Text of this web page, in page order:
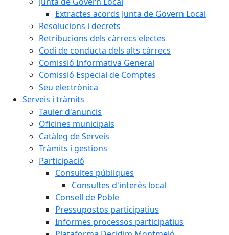
Extractes acords Junta de Govern Local
Resolucions i decrets
Retribucions dels càrrecs electes
Codi de conducta dels alts càrrecs
Comissió Informativa General
Comissió Especial de Comptes
Seu electrònica
Serveis i tràmits
Tauler d'anuncis
Oficines municipals
Catàleg de Serveis
Tràmits i gestions
Participació
Consultes públiques
Consultes d'interès local
Consell de Poble
Pressupostos participatius
Informes processos participatius